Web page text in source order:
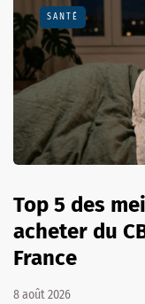
SANTÉ
Top 5 des
acheter du
France
8 août 2026